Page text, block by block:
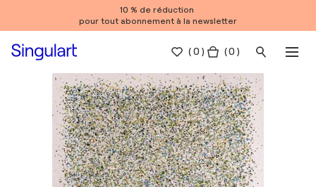
10 % de réduction
pour tout abonnement à la newsletter
(0 ) ( 0 )